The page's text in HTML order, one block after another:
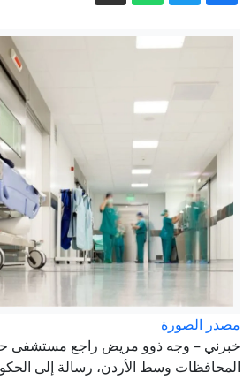
يهدد الأمن
علاء مبارك يعلّق
وتصريح عراقجي
فوضى باسم الأمن..
تشل
عاجل إعلان هام من
الفحص
مصدر الصورة
خبرني – وجه ذوو مريض راجع مستشفى
المحافظات وسط الأردن، رسالة إلى